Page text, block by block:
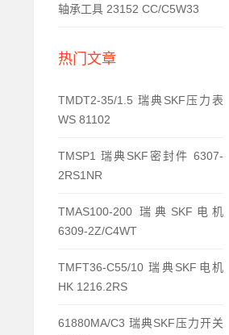
轴承工具 23152 CC/C5W33
热门文章
TMDT2-35/1.5 瑞典SKF压力表
WS 81102
TMSP1 瑞典SKF密封件 6307-
2RS1NR
TMAS100-200 瑞典SKF电机
6309-2Z/C4WT
TMFT36-C55/10 瑞典SKF电机
HK 1216.2RS
61880MA/C3 瑞典SKF压力开关